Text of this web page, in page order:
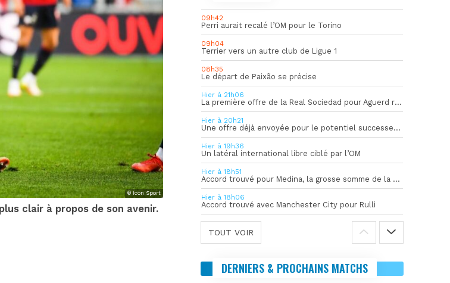
© Icon Sport
clair à propos de son avenir.
09h42
Perri aurait recalé l’OM pour le Torino
09h04
Terrier vers un autre club de Ligue 1
08h35
Le départ de Paixão se précise
Hier à 21h06
La première offre de la Real Sociedad pour Aguerd refusée par l’OM
Hier à 20h21
Une offre déjà envoyée pour le potentiel successeur de Rulli
Hier à 19h36
Un latéral international libre ciblé par l’OM
Hier à 18h51
Accord trouvé pour Medina, la grosse somme de la vente dévoilée
Hier à 18h06
Accord trouvé avec Manchester City pour Rulli
TOUT VOIR
DERNIERS & PROCHAINS MATCHS